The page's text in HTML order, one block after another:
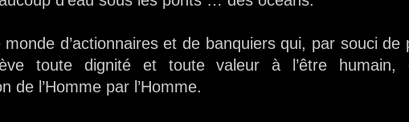
monde d’actionnaires et de banquiers qui, par souci
toute dignité et toute valeur à l’être humain,
de l’Homme par l’Homme.